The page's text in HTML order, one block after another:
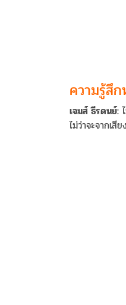
ความรู้สึ
เจมส์ ธีรดนย์:
ไม่ว่าจะจากเ